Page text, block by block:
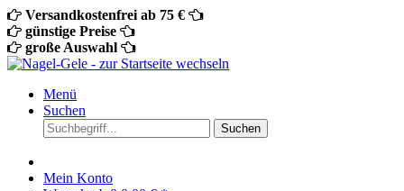
Versandkostenfrei ab 75 €
günstige Preise
große Auswahl
Menü
Suchen
Suchen
Mein Konto